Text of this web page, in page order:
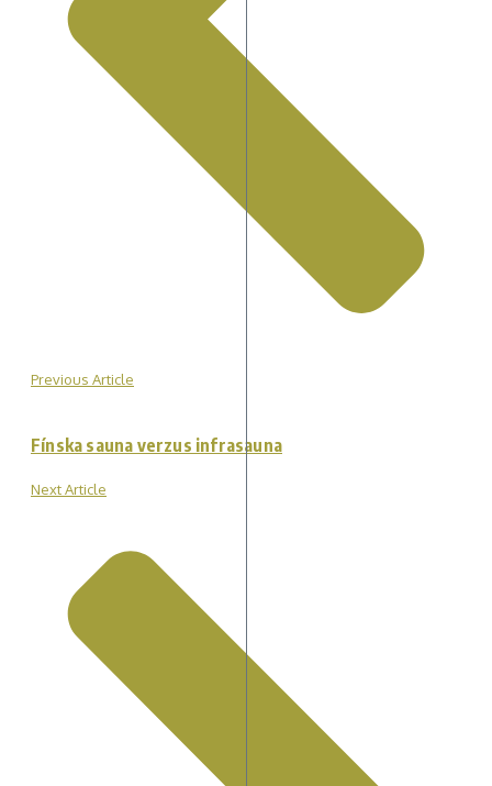
Previous Article
Fínska sauna verzus infrasauna
Next Article